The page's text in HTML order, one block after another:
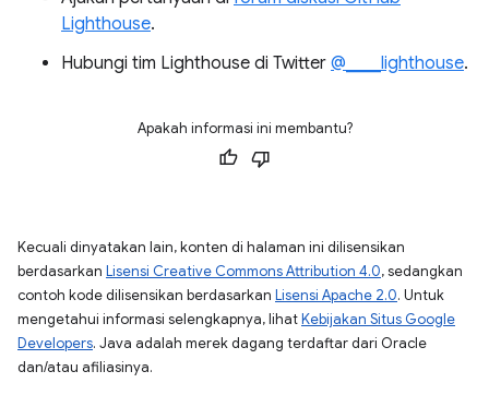
Lighthouse.
Hubungi tim Lighthouse di Twitter @____lighthouse.
Apakah informasi ini membantu?
Kecuali dinyatakan lain, konten di halaman ini dilisensikan
berdasarkan Lisensi Creative Commons Attribution 4.0, sedangkan
contoh kode dilisensikan berdasarkan Lisensi Apache 2.0. Untuk
mengetahui informasi selengkapnya, lihatKebijakan Situs Google
Developers. Java adalah merek dagang terdaftar dari Oracle
dan/atau afiliasinya.